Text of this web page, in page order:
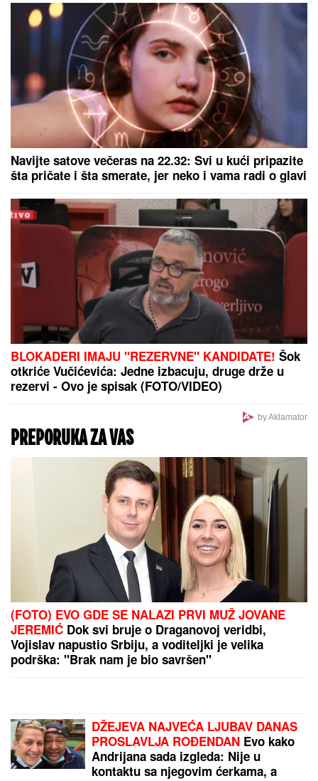
Navijte satove večeras na 22.32: Svi u kući pripazite
šta pričate i šta smerate, jer neko i vama radi o glavi
BLOKADERI IMAJU "REZERVNE" KANDIDATE! Šok
otkriće Vučićevića: Jedne izbacuju, druge drže u
rezervi - Ovo je spisak (FOTO/VIDEO)
by Aklamator
PREPORUKA ZA VAS
(FOTO) EVO GDE SE NALAZI PRVI MUŽ JOVANE
JEREMIĆ Dok svi bruje o Draganovoj veridbi,
Vojislav napustio Srbiju, a voditeljki je velika
podrška: "Brak nam je bio savršen"
DŽEJEVA NAJVEĆA LJUBAV DANAS
PROSLAVLJA ROĐENDAN Evo kako
Andrijana sada izgleda: Nije u
kontaktu sa njegovim ćerkama, a